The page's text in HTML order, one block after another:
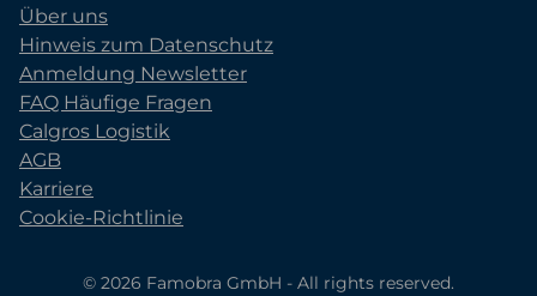
Über uns
Hinweis zum Datenschutz
Anmeldung Newsletter
FAQ Häufige Fragen
Calgros Logistik
AGB
Karriere
Cookie-Richtlinie
© 2026 Famobra GmbH - All rights reserved.